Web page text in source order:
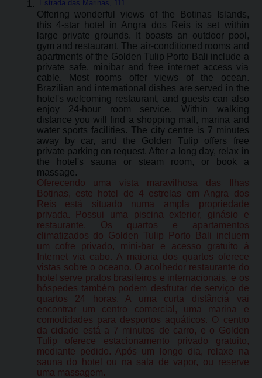
Estrada das Marinas, 111
Offering wonderful views of the Botinas Islands,
this 4-star hotel in Angra dos Reis is set within
large private grounds. It boasts an outdoor pool,
gym and restaurant. The air-conditioned rooms and
apartments of the Golden Tulip Porto Bali include a
private safe, minibar and free internet access via
cable. Most rooms offer views of the ocean.
Brazilian and international dishes are served in the
hotel's welcoming restaurant, and guests can also
enjoy 24-hour room service. Within walking
distance you will find a shopping mall, marina and
water sports facilities. The city centre is 7 minutes
away by car, and the Golden Tulip offers free
private parking on request. After a long day, relax in
the hotel's sauna or steam room, or book a
massage.
Oferecendo uma vista maravilhosa das Ilhas
Botinas, este hotel de 4 estrelas em Angra dos
Reis está situado numa ampla propriedade
privada. Possui uma piscina exterior, ginásio e
restaurante. Os quartos e apartamentos
climatizados do Golden Tulip Porto Bali incluem
um cofre privado, mini-bar e acesso gratuito à
Internet via cabo. A maioria dos quartos oferece
vistas sobre o oceano. O acolhedor restaurante do
hotel serve pratos brasileiros e internacionais, e os
hóspedes também podem desfrutar de serviço de
quartos 24 horas. A uma curta distância vai
encontrar um centro comercial, uma marina e
comodidades para desportos aquáticos. O centro
da cidade está a 7 minutos de carro, e o Golden
Tulip oferece estacionamento privado gratuito,
mediante pedido. Após um longo dia, relaxe na
sauna do hotel ou na sala de vapor, ou reserve
uma massagem.